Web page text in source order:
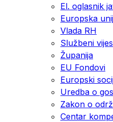
El. oglasnik
Europska
Vlada RH
Službeni
Županija
EU Fondovi
Europski
Uredba o
Zakon o
Centar